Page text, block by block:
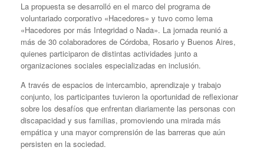
La propuesta se desarrolló en el marco del programa de
voluntariado corporativo «Hacedores» y tuvo como lema
«Hacedores por más Integridad o Nada». La jornada reunió a
más de 30 colaboradores de Córdoba, Rosario y Buenos Aires,
quienes participaron de distintas actividades junto a
organizaciones sociales especializadas en inclusión.
A través de espacios de intercambio, aprendizaje y trabajo
conjunto, los participantes tuvieron la oportunidad de reflexionar
sobre los desafíos que enfrentan diariamente las personas con
discapacidad y sus familias, promoviendo una mirada más
empática y una mayor comprensión de las barreras que aún
persisten en la sociedad.